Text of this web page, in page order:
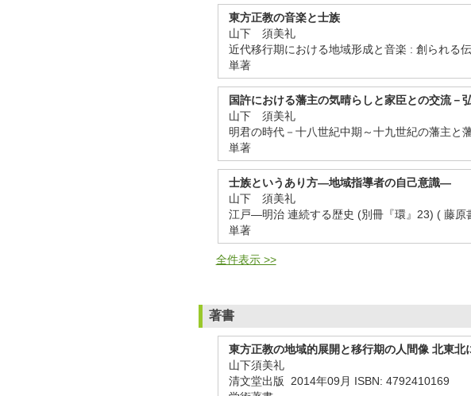
東方正教の音楽と士族
山下 須美礼
近代移行期における地域形成と音楽 : 創られ
単著
国許における藩主の気晴らしと家臣との交流－
山下 須美礼
明君の時代－十八世紀中期～十九世紀の藩主
単著
士族というあり方―地域指導者の自己意識―
山下 須美礼
江戸―明治 連続する歴史 (別冊『環』23) ( 藤
単著
全件表示 >>
著書
東方正教の地域的展開と移行期の人間像 北東北
山下須美礼
清文堂出版 2014年09月 ISBN: 4792410169